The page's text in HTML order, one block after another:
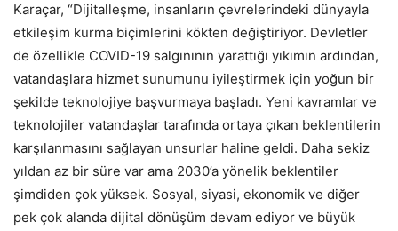
Karaçar, “Dijitalleşme, insanların çevrelerindeki dünyayla
etkileşim kurma biçimlerini kökten değiştiriyor. Devletler
de özellikle COVID-19 salgınının yarattığı yıkımın ardından,
vatandaşlara hizmet sunumunu iyileştirmek için yoğun bir
şekilde teknolojiye başvurmaya başladı. Yeni kavramlar ve
teknolojiler vatandaşlar tarafında ortaya çıkan beklentilerin
karşılanmasını sağlayan unsurlar haline geldi. Daha sekiz
yıldan az bir süre var ama 2030’a yönelik beklentiler
şimdiden çok yüksek. Sosyal, siyasi, ekonomik ve diğer
pek çok alanda dijital dönüşüm devam ediyor ve büyük